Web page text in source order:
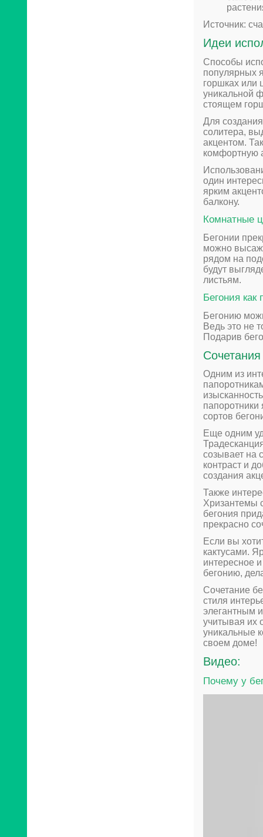
Источник:
Идеи
Способы
популярных
горшках или
уникальной
стоящем
Для
солитера,
акцентом.
комфортную
один
ярким
балкону.
Комнатные
Бегонии
можно
рядом на
будут
листьям.
Бегония как
Бегонию
Ведь это не
Подарив
Одним из
сортов
Еще одним
созывает на
контраст и
создания
Также
Хризантемы
бегония
прекрасно
Если вы
кактусами.
интересное
бегонию,
Сочетание
стиля
элегантным
учитывая их
уникальные
своем доме!
Видео:
Почему у